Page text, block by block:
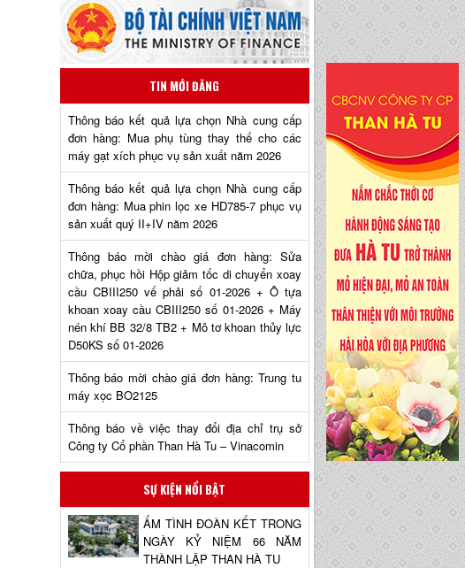
TIN MỚI ĐĂNG
Thông báo kết quả lựa chọn Nhà cung cấp
đơn hàng: Mua phụ tùng thay thế cho các
máy gạt xích phục vụ sản xuất năm 2026
Thông báo kết quả lựa chọn Nhà cung cấp
đơn hàng: Mua phin lọc xe HD785-7 phục vụ
sản xuất quý II+IV năm 2026
Thông báo mời chào giá đơn hàng: Sửa
chữa, phục hồi Hộp giảm tốc di chuyển xoay
cầu CBIII250 vế phải số 01-2026 + Ô tựa
khoan xoay cầu CBIII250 số 01-2026 + Máy
nén khí BB 32/8 TB2 + Mô tơ khoan thủy lực
D50KS số 01-2026
Thông báo mời chào giá đơn hàng: Trung tu
máy xọc BO2125
Thông báo về việc thay đổi địa chỉ trụ sở
Công ty Cổ phần Than Hà Tu – Vinacomin
SỰ KIỆN NỔI BẬT
ẤM TÌNH ĐOÀN KẾT TRONG
NGÀY KỶ NIỆM 66 NĂM
THÀNH LẬP THAN HÀ TU